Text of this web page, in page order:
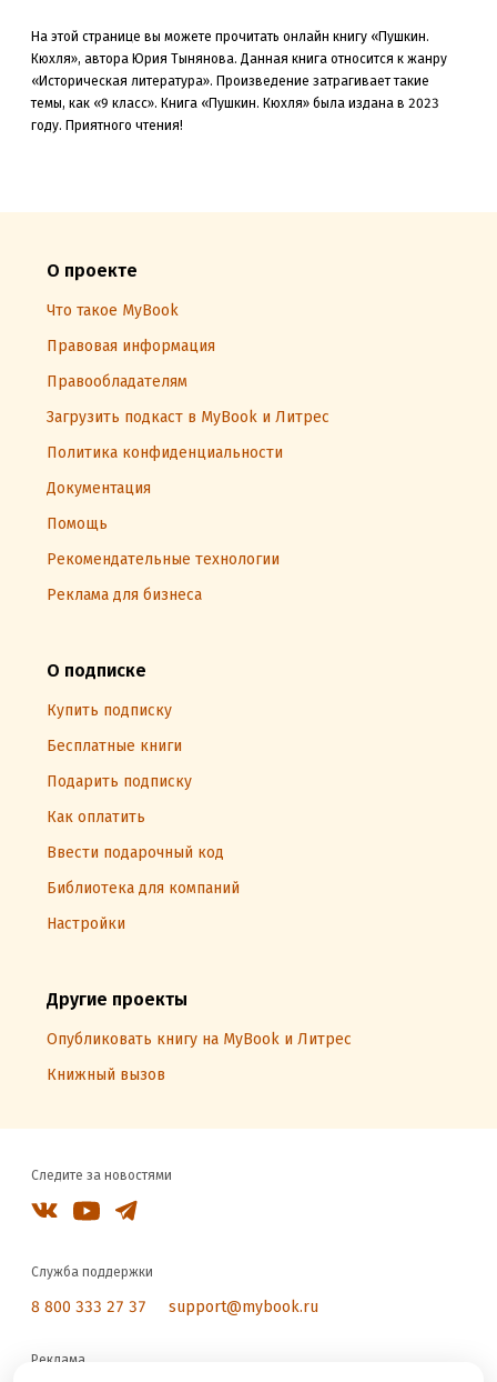
На этой странице вы можете прочитать онлайн книгу «Пушкин.
Кюхля», автора Юрия Тынянова. Данная книга относится к жанру
«Историческая литература». Произведение затрагивает такие
темы, как «9 класс». Книга «Пушкин. Кюхля» была издана в 2023
году. Приятного чтения!
О проекте
Что такое MyBook
Правовая информация
Правообладателям
Загрузить подкаст в MyBook и Литрес
Политика конфиденциальности
Документация
Помощь
Рекомендательные технологии
Реклама для бизнеса
О подписке
Купить подписку
Бесплатные книги
Подарить подписку
Как оплатить
Ввести подарочный код
Библиотека для компаний
Настройки
Другие проекты
Опубликовать книгу на MyBook и Литрес
Книжный вызов
Следите за новостями
Служба поддержки
8 800 333 27 37 support@mybook.ru
Реклама